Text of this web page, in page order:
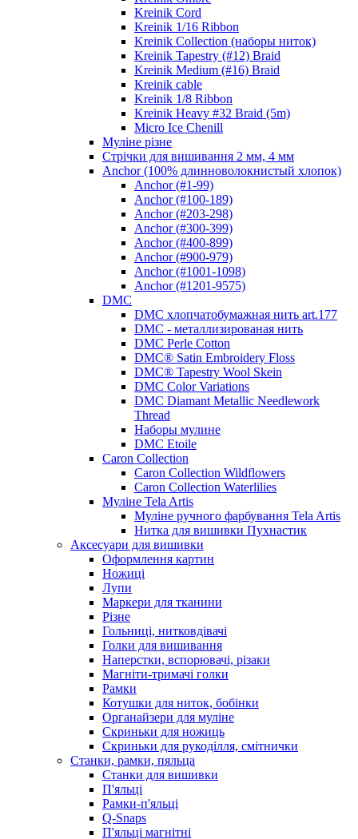
Kreinik Cord
Kreinik 1/16 Ribbon
Kreinik Collection (наборы ниток)
Kreinik Tapestry (#12) Braid
Kreinik Medium (#16) Braid
Kreinik cable
Kreinik 1/8 Ribbon
Kreinik Heavy #32 Braid (5m)
Micro Ice Chenill
Муліне різне
Стрічки для вишивання 2 мм, 4 мм
Anchor (100% длинноволокнистый хлопок)
Anchor (#1-99)
Anchor (#100-189)
Anchor (#203-298)
Anchor (#300-399)
Anchor (#400-899)
Anchor (#900-979)
Anchor (#1001-1098)
Anchor (#1201-9575)
DMC
DMC хлопчатобумажная нить art.177
DMC - металлизированая нить
DMC Perle Cotton
DMC® Satin Embroidery Floss
DMC® Tapestry Wool Skein
DMC Color Variations
DMC Diamant Metallic Needlework
Thread
Наборы мулине
DMC Etoile
Caron Collection
Caron Collection Wildflowers
Caron Collection Waterlilies
Муліне Tela Artis
Муліне ручного фарбування Tela Artis
Нитка для вишивки Пухнастик
Аксесуари для вишивки
Оформлення картин
Ножиці
Лупи
Маркери для тканини
Різне
Гольниці, нитковдівачі
Голки для вишивання
Наперстки, вспорювачі, різаки
Магніти-тримачі голки
Рамки
Котушки для ниток, бобінки
Органайзери для муліне
Скриньки для ножиць
Скриньки для рукоділля, смітнички
Станки, рамки, пяльца
Станки для вишивки
П'яльці
Рамки-п'яльці
Q-Snaps
П'яльці магнітні